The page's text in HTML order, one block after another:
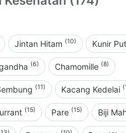
Jintan Hitam (10) Kunir
(6) Chamomille (8)
(11) Kacang Kedelai
(15) Pare (15) Biji